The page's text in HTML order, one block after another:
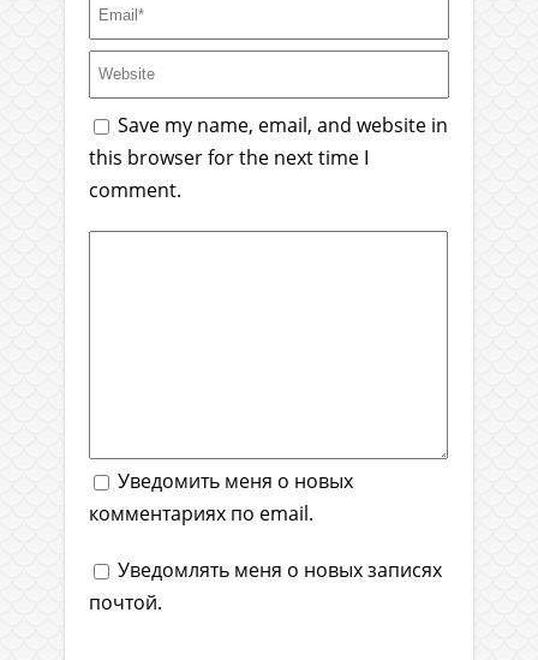
Save my name, email, and website in
this browser for the next time I
comment.
Уведомить меня о новых
комментариях по email.
Уведомлять меня о новых записях
почтой.